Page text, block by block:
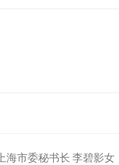
海市委秘书长 李碧影女